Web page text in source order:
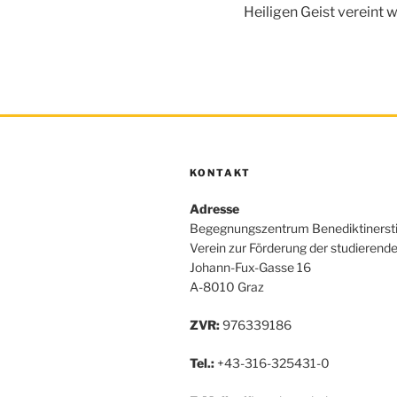
Heiligen Geist vereint
KONTAKT
Adresse
Begegnungszentrum
Verein zur Förderung der
Johann-Fux-Gasse 16
A-8010 Graz
ZVR:976339186
Tel.: +43-316-325431-0